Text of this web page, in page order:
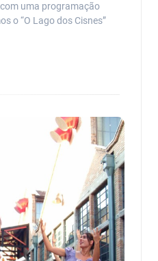
uma programação
o “O Lago dos Cisnes”